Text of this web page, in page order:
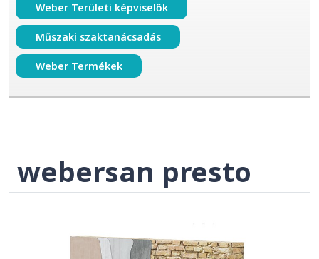
Weber Területi képviselők
Műszaki szaktanácsadás
Weber Termékek
webersan presto